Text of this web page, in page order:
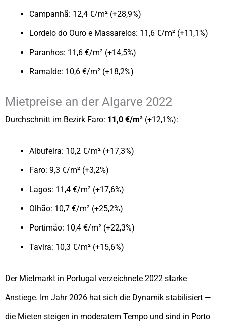
Campanhã: 12,4 €/m² (+28,9%)
Lordelo do Ouro e Massarelos: 11,6 €/m² (+11,1%)
Paranhos: 11,6 €/m² (+14,5%)
Ramalde: 10,6 €/m² (+18,2%)
Mietpreise an der Algarve 2022
Durchschnitt im Bezirk Faro: 11,0 €/m² (+12,1%):
Albufeira: 10,2 €/m² (+17,3%)
Faro: 9,3 €/m² (+3,2%)
Lagos: 11,4 €/m² (+17,6%)
Olhão: 10,7 €/m² (+25,2%)
Portimão: 10,4 €/m² (+22,3%)
Tavira: 10,3 €/m² (+15,6%)
Der Mietmarkt in Portugal verzeichnete 2022 starke
Anstiege. Im Jahr 2026 hat sich die Dynamik stabilisiert —
die Mieten steigen in moderatem Tempo und sind in Porto